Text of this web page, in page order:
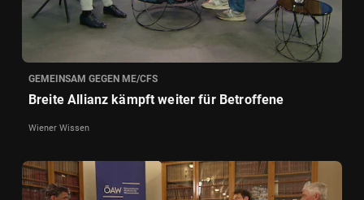
GEMEINSAM GEGEN ME/CFS
Breite Allianz kämpft weiter für Betroffene
Wiener Wissen